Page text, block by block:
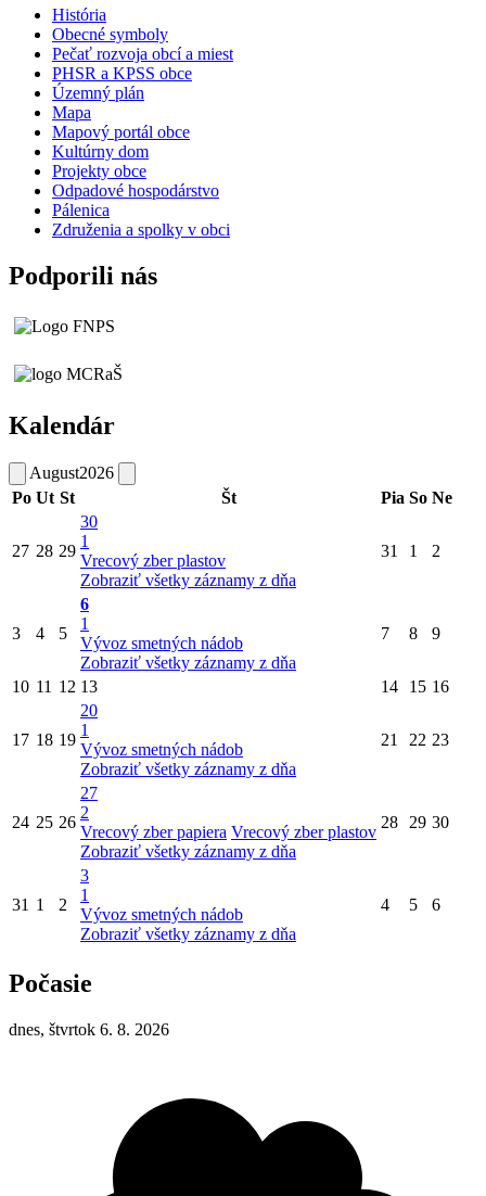
História
Obecné symboly
Pečať rozvoja obcí a miest
PHSR a KPSS obce
Územný plán
Mapa
Mapový portál obce
Kultúrny dom
Projekty obce
Odpadové hospodárstvo
Pálenica
Združenia a spolky v obci
Podporili nás
Kalendár
August2026
Po Ut St Št Pia So Ne
27 28 29
30
1
Vrecový zber plastov
Zobraziť všetky záznamy z dňa
31 1 2
3 4 5
6
1
Vývoz smetných nádob
Zobraziť všetky záznamy z dňa
7 8 9
10 11 12 13 14 15 16
17 18 19
20
1
Vývoz smetných nádob
Zobraziť všetky záznamy z dňa
21 22 23
24 25 26
27
2
Vrecový zber papiera Vrecový zber plastov
Zobraziť všetky záznamy z dňa
28 29 30
31 1 2
3
1
Vývoz smetných nádob
Zobraziť všetky záznamy z dňa
4 5 6
Počasie
dnes, štvrtok 6. 8. 2026